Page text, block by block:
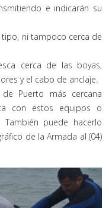
e indicarán su
ni tampoco cerca de
cerca de las boyas,
y el cabo de anclaje.
Puerto más cercana
con estos equipos o
puede hacerlo
de la Armada al (04)